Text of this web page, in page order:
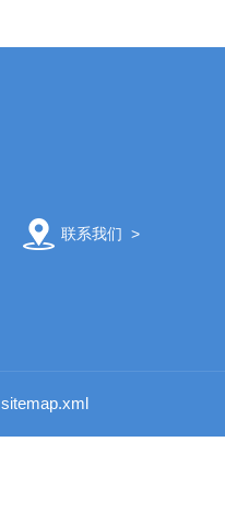
联系我们 >
sitemap.xml